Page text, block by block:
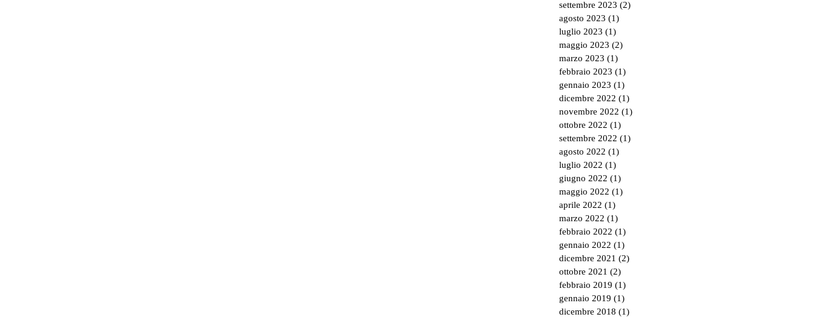
settembre 2023 (2)
agosto 2023 (1)
luglio 2023 (1)
maggio 2023 (2)
marzo 2023 (1)
febbraio 2023 (1)
gennaio 2023 (1)
dicembre 2022 (1)
novembre 2022 (1)
ottobre 2022 (1)
settembre 2022 (1)
agosto 2022 (1)
luglio 2022 (1)
giugno 2022 (1)
maggio 2022 (1)
aprile 2022 (1)
marzo 2022 (1)
febbraio 2022 (1)
gennaio 2022 (1)
dicembre 2021 (2)
ottobre 2021 (2)
febbraio 2019 (1)
gennaio 2019 (1)
dicembre 2018 (1)